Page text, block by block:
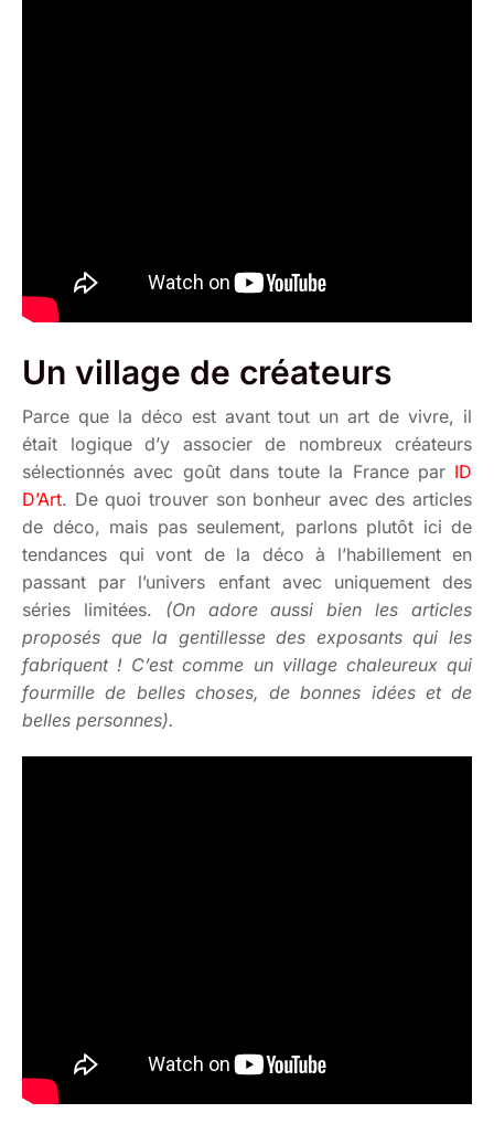
Un village de créateurs
Parce que la déco est avant tout un art de vivre, il
était logique d’y associer de nombreux créateurs
sélectionnés avec goût dans toute la France par ID
D’Art. De quoi trouver son bonheur avec des articles
de déco, mais pas seulement, parlons plutôt ici de
tendances qui vont de la déco à l’habillement en
passant par l’univers enfant avec uniquement des
séries limitées. (On adore aussi bien les articles
proposés que la gentillesse des exposants qui les
fabriquent ! C’est comme un village chaleureux qui
fourmille de belles choses, de bonnes idées et de
belles personnes).